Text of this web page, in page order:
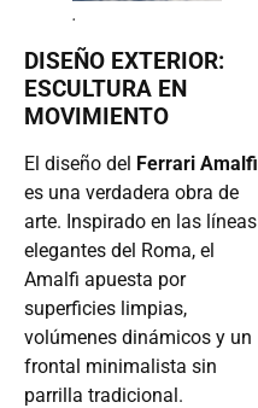
.
DISEÑO EXTERIOR:
ESCULTURA EN
MOVIMIENTO
El diseño del Ferrari Amalfi
es una verdadera obra de
arte. Inspirado en las líneas
elegantes del Roma, el
Amalfi apuesta por
superficies limpias,
volúmenes dinámicos y un
frontal minimalista sin
parrilla tradicional.